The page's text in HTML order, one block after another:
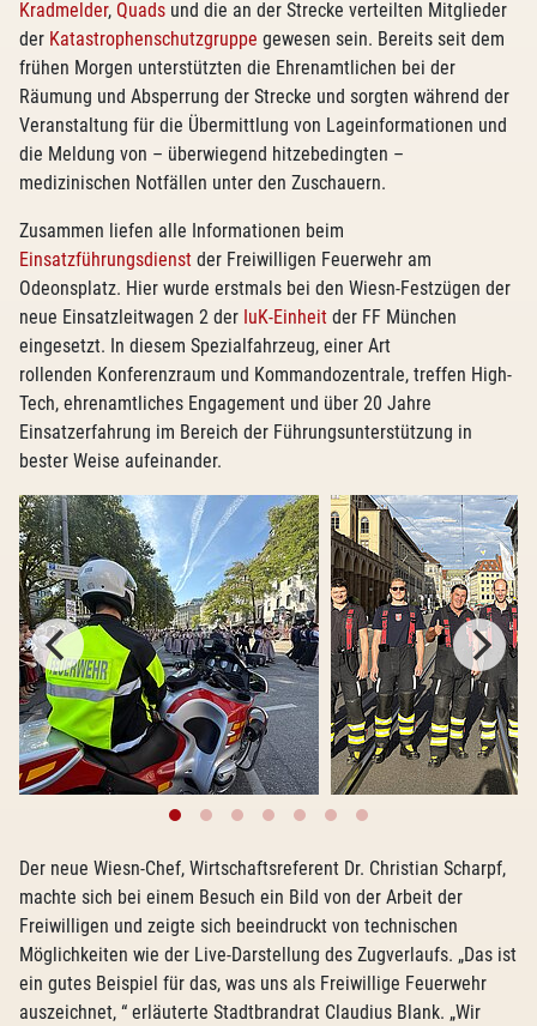
Kradmelder, Quads und die an der Strecke verteilten Mitglieder
der Katastrophenschutzgruppe gewesen sein. Bereits seit dem
frühen Morgen unterstützten die Ehrenamtlichen bei der
Räumung und Absperrung der Strecke und sorgten während der
Veranstaltung für die Übermittlung von Lageinformationen und
die Meldung von – überwiegend hitzebedingten –
medizinischen Notfällen unter den Zuschauern.
Zusammen liefen alle Informationen beim
Einsatzführungsdienst der Freiwilligen Feuerwehr am
Odeonsplatz. Hier wurde erstmals bei den Wiesn-Festzügen der
neue Einsatzleitwagen 2 der IuK-Einheit der FF München
eingesetzt. In diesem Spezialfahrzeug, einer Art
rollenden Konferenzraum und Kommandozentrale, treffen High-
Tech, ehrenamtliches Engagement und über 20 Jahre
Einsatzerfahrung im Bereich der Führungsunterstützung in
bester Weise aufeinander.
Der neue Wiesn-Chef, Wirtschaftsreferent Dr. Christian Scharpf,
machte sich bei einem Besuch ein Bild von der Arbeit der
Freiwilligen und zeigte sich beeindruckt von technischen
Möglichkeiten wie der Live-Darstellung des Zugverlaufs. „Das ist
ein gutes Beispiel für das, was uns als Freiwillige Feuerwehr
auszeichnet, “ erläuterte Stadtbrandrat Claudius Blank. „Wir